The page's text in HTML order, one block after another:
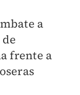
a
frente a